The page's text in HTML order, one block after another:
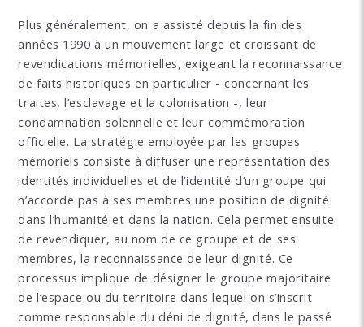
Plus généralement, on a assisté depuis la fin des
années 1990 à un mouvement large et croissant de
revendications mémorielles, exigeant la reconnaissance
de faits historiques en particulier - concernant les
traites, l’esclavage et la colonisation -, leur
condamnation solennelle et leur commémoration
officielle. La stratégie employée par les groupes
mémoriels consiste à diffuser une représentation des
identités individuelles et de l’identité d’un groupe qui
n’accorde pas à ses membres une position de dignité
dans l’humanité et dans la nation. Cela permet ensuite
de revendiquer, au nom de ce groupe et de ses
membres, la reconnaissance de leur dignité. Ce
processus implique de désigner le groupe majoritaire
de l’espace ou du territoire dans lequel on s’inscrit
comme responsable du déni de dignité, dans le passé